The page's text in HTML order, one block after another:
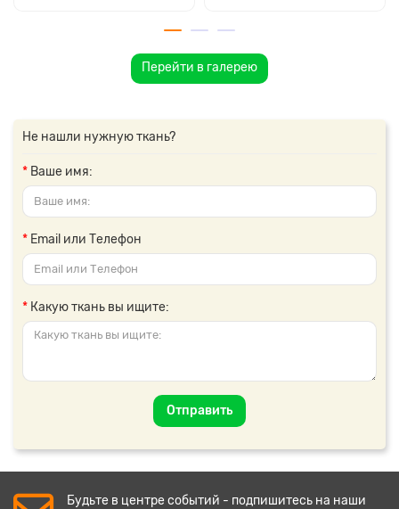
Перейти в галерею
Не нашли нужную ткань?
Ваше имя:
Email или Телефон
Какую ткань вы ищите:
Отправить
Будьте в центре событий - подпишитесь на наши